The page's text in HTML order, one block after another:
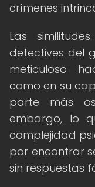
crímenes
Las
detectives del
meticuloso
como en su
parte más
embargo, lo
complejidad
por encontrar
sin respuestas